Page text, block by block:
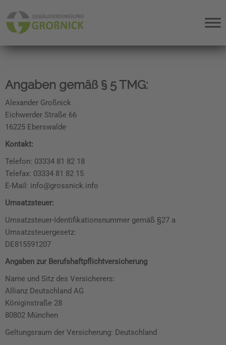
Angaben gemäß § 5 TMG:
Alexander Großnick
Eichwerder Straße 66
16225 Eberswalde
Kontakt:
Telefon: 03334 81 82 18
Telefax: 03334 81 82 15
E-Mail: info@grossnick.info
Umsatzsteuer:
Umsatzsteuer-Identifikationsnummer gemäß §27 a
Umsatzsteuergesetz:
DE815591207
Angaben zur Berufshaftpflichtversicherung
Name und Sitz des Versicherers:
Allianz Deutschland AG
Königinstraße 28
80802 München
Geltungsraum der Versicherung: Deutschland